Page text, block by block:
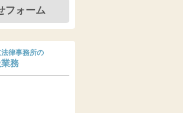
フォーム
律事務所の
務